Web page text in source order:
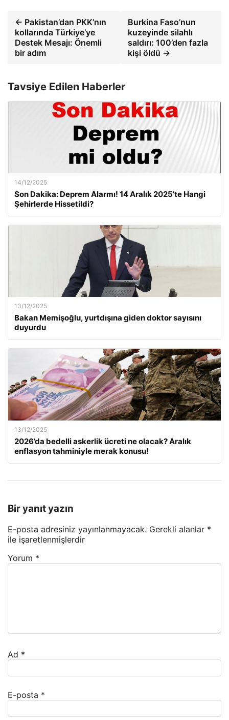
← Pakistan’dan PKK’nın
kollarında Türkiye’ye
Destek Mesajı: Önemli
bir adım
Burkina Faso’nun
kuzeyinde silahlı
saldırı: 100’den fazla
kişi öldü →
Tavsiye Edilen Haberler
14/12/2025
Son Dakika: Deprem Alarmı! 14 Aralık 2025’te Hangi
Şehirlerde Hissetildi?
13/12/2025
Bakan Memişoğlu, yurtdışına giden doktor sayısını
duyurdu
13/12/2025
2026’da bedelli askerlik ücreti ne olacak? Aralık
enflasyon tahminiyle merak konusu!
Bir yanıt yazın
E-posta adresiniz yayınlanmayacak. Gerekli alanlar *
ile işaretlenmişlerdir
Yorum *
Ad *
E-posta *